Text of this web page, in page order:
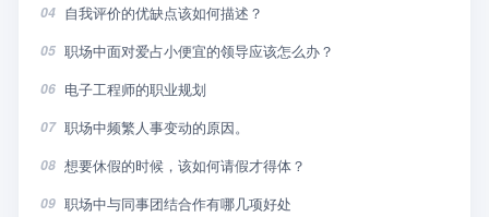
04 自我评价的优缺点该如何描述？
05 职场中面对爱占小便宜的领导应该怎么办？
06 电子工程师的职业规划
07 职场中频繁人事变动的原因。
08 想要休假的时候，该如何请假才得体？
09 职场中与同事团结合作有哪几项好处